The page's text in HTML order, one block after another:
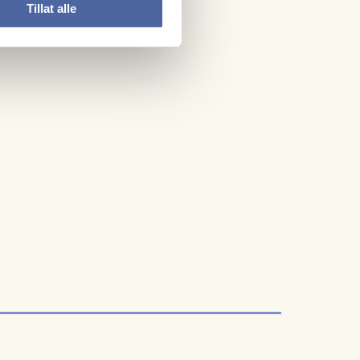
Tillat alle